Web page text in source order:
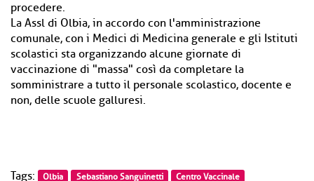
procedere.
La Assl di Olbia, in accordo con l'amministrazione
comunale, con i Medici di Medicina generale e gli Istituti
scolastici sta organizzando alcune giornate di
vaccinazione di "massa" così da completare la
somministrare a tutto il personale scolastico, docente e
non, delle scuole galluresi.
Tags: Olbia Sebastiano Sanguinetti Centro Vaccinale